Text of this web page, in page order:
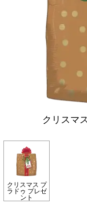
クリスマ
クリスマス プ
ラドゥ プレゼ
ント